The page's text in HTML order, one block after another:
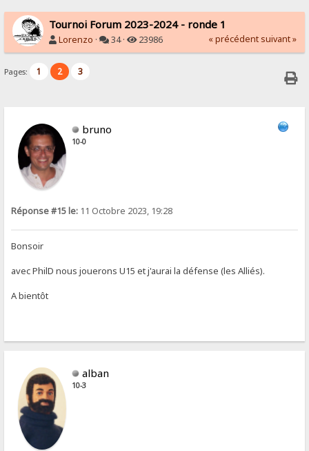
Tournoi Forum 2023-2024 - ronde 1
Lorenzo · 34 · 23986 « précédent suivant »
Pages: 1 2 3
bruno
10-0
Réponse #15 le: 11 Octobre 2023, 19:28
Bonsoir
avec PhilD nous jouerons U15 et j'aurai la défense (les Alliés).
A bientôt
alban
10-3